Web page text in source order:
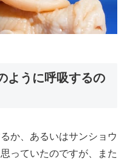
ように呼吸するの
か、あるいはサンショウ
っていたのですが、また